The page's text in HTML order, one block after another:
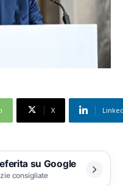
X
su Google
consigliate